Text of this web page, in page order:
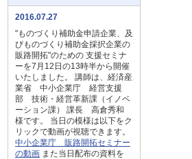
2016.07.27
"ものづくり補助金申請企業、及
びものづくり補助金採択企業の
販路開拓"のための 支援セミナ
ーを7月12日の13時半から開催
いたしました。 講師は、経済産
業省 中小企業庁 経営支援
部 技術・経営革新課（イノベ
ーション課） 課長 高倉秀和
様です。 当日の模様は以下をク
リックで動画が視聴できます。
中小企業庁 販路開拓セミナー
の動画 また当日配布の資料を